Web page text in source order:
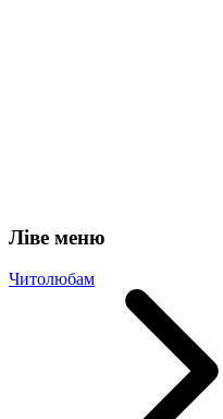
Ліве меню
Читолюбам